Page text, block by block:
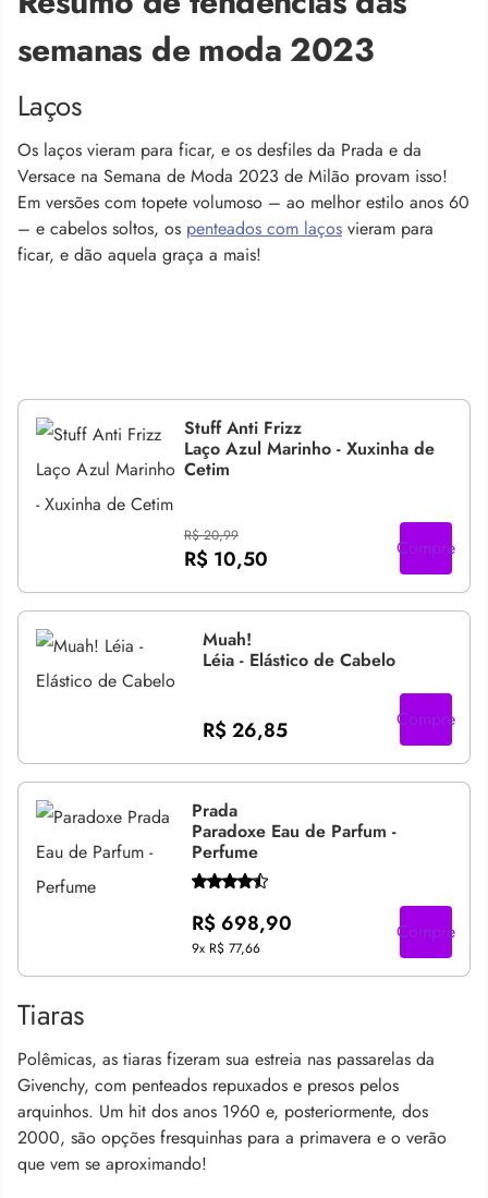
semanas de moda 2023
Laços
Os laços vieram para ficar, e os desfiles da Prada e da
Versace na Semana de Moda 2023 de Milão provam isso!
Em versões com topete volumoso – ao melhor estilo anos 60
– e cabelos soltos, os penteados com laços vieram para
ficar, e dão aquela graça a mais!
Stuff Anti Frizz
Laço Azul Marinho - Xuxinha de
Cetim
R$ 20,99
R$ 10,50 Compre
Muah!
Léia - Elástico de Cabelo
R$ 26,85 Compre
Prada
Paradoxe Eau de Parfum -
Perfume
R$ 698,90
9x R$ 77,66
Compre
Tiaras
Polêmicas, as tiaras fizeram sua estreia nas passarelas da
Givenchy, com penteados repuxados e presos pelos
arquinhos. Um hit dos anos 1960 e, posteriormente, dos
2000, são opções fresquinhas para a primavera e o verão
que vem se aproximando!